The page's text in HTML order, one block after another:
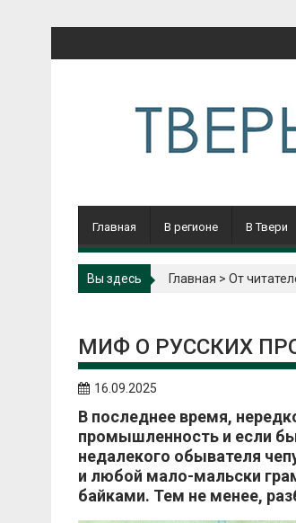
Главная В регионе В Твери
Вы здесь Главная > От
МИФ О РУССКИХ
16.09.2025
В последнее время,
промышленность и если
недалекого обывателя
и любой мало-мальски
байками. Тем не менее,